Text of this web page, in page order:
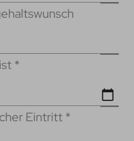
*
Eintritt*